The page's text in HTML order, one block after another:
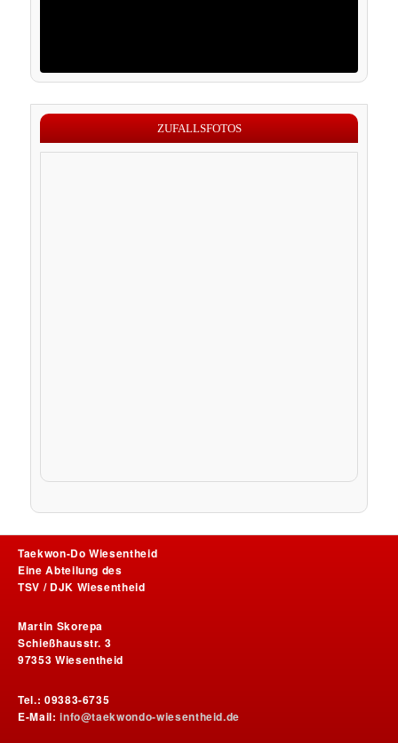
ZUFALLSFOTOS
Taekwon-Do Wiesentheid
Eine Abteilung des
TSV / DJK Wiesentheid
Martin Skorepa
Schießhausstr. 3
97353 Wiesentheid
Tel.: 09383-6735
E-Mail:info@taekwondo-wiesentheid.de